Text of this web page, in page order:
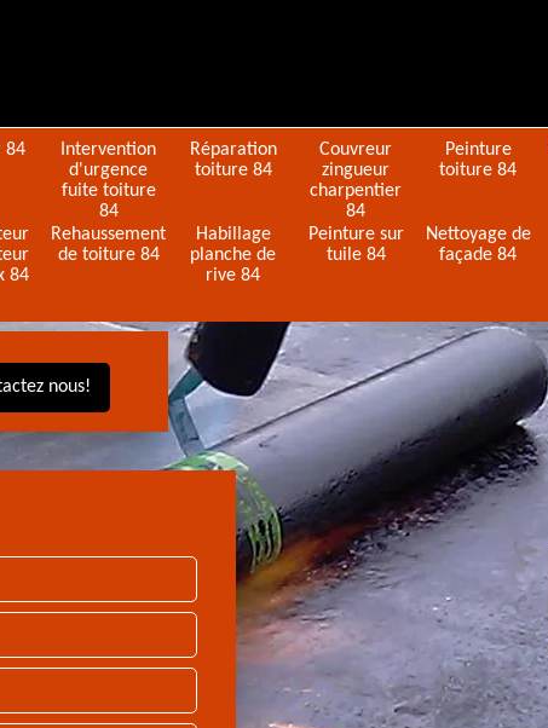
84
Intervention
d'urgence
fuite toiture
84
Réparation
toiture 84
Couvreur
zingueur
charpentier
84
Peinture
toiture 84
84
Rehaussement
de toiture 84
Habillage
planche de
rive 84
Peinture sur
tuile 84
Nettoyage de
façade 84
nous!